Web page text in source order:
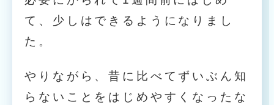
て、少しはできるようになりまし
た。
やりながら、昔に比べてずいぶん知
らないことをはじめやすくなったな